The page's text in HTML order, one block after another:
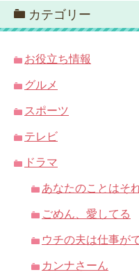
カテゴリー
お役立ち情報
グルメ
スポーツ
テレビ
ドラマ
あなたのことはそ
ごめん、愛してる
ウチの夫は仕事が
カンナさーん